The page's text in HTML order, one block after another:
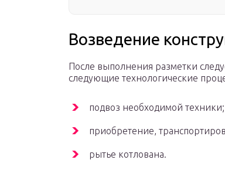
Возведение
После выполнения разметки
следующие технологические
подвоз необходимой техники;
приобретение,
рытье котлована.